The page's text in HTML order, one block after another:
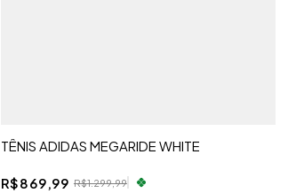
TÊNIS ADIDAS MEGARIDE WHITE
R$869,99 R$1.299,99